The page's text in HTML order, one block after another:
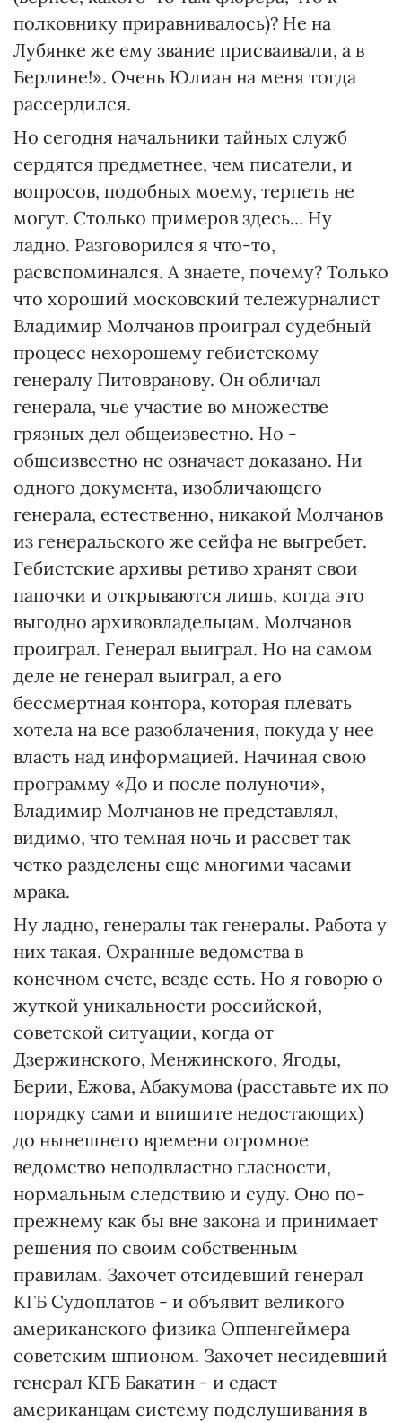
полковнику приравнивалось)? Не на
Лубянке же ему звание присваивали, а в
Берлине!». Очень Юлиан на меня тогда
рассердился.
Но сегодня начальники тайных служб
сердятся предметнее, чем писатели, и
вопросов, подобных моему, терпеть не
могут. Столько примеров здесь... Ну
ладно. Разговорился я что-то,
расвспоминался. А знаете, почему? Только
что хороший московский тележурналист
Владимир Молчанов проиграл судебный
процесс нехорошему гебистскому
генералу Питовранову. Он обличал
генерала, чье участие во множестве
грязных дел общеизвестно. Но -
общеизвестно не означает доказано. Ни
одного документа, изобличающего
генерала, естественно, никакой Молчанов
из генеральского же сейфа не выгребет.
Гебистские архивы ретиво хранят свои
папочки и открываются лишь, когда это
выгодно архивовладельцам. Молчанов
проиграл. Генерал выиграл. Но на самом
деле не генерал выиграл, а его
бессмертная контора, которая плевать
хотела на все разоблачения, покуда у нее
власть над информацией. Начиная свою
программу «До и после полуночи»,
Владимир Молчанов не представлял,
видимо, что темная ночь и рассвет так
четко разделены еще многими часами
мрака.
Ну ладно, генералы так генералы. Работа у
них такая. Охранные ведомства в
конечном счете, везде есть. Но я говорю о
жуткой уникальности российской,
советской ситуации, когда от
Дзержинского, Менжинского, Ягоды,
Берии, Ежова, Абакумова (расставьте их по
порядку сами и впишите недостающих)
до нынешнего времени огромное
ведомство неподвластно гласности,
нормальным следствию и суду. Оно по-
прежнему как бы вне закона и принимает
решения по своим собственным
правилам. Захочет отсидевший генерал
КГБ Судоплатов - и объявит великого
американского физика Оппенгеймера
советским шпионом. Захочет несидевший
генерал КГБ Бакатин - и сдаст
американцам систему подслушивания в